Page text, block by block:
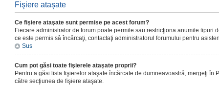
Fişiere ataşate
Ce fişiere ataşate sunt permise pe acest forum?
Fiecare administrator de forum poate permite sau restricţiona anumite tipuri
ce este permis sâ încărcaţi, contactaţi administratorul forumului pentru
Sus
Cum pot găsi toate fişierele ataşate proprii?
Pentru a găsi lista fişierelor ataşate încărcate de dumneavoastră, mergeţi în
către secţiunea de fişiere ataşate.